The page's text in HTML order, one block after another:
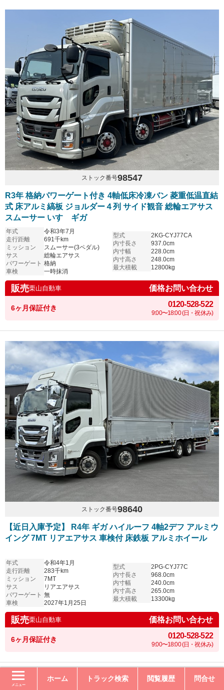
メニュー
ホーム トラック検索 閲覧履歴 問合せ
ストック番号98547
R3年 格納パワーゲート付き 4軸低床冷凍バン 菱重低温直結
式 床アルミ縞板 ジョルダー４列 サイド観音 総輪エアサス
スムーサー いすゞギガ
年式
令和3年7月
走行距離
691千km
ミッション
スムーサー(3ペダル)
サス
総輪エアサス
パワーゲート 格納
車検
一時抹消
型式
2KG-CYJ77CA
内寸長さ
937.0cm
内寸幅
228.0cm
内寸高さ
248.0cm
最大積載
12800kg
販売栗山自動車 価格お問い合わせ
6ヶ月保証付き 0120-528-522
9:00〜18:00 (日・祝休み)
ストック番号98640
【近日入庫予定】 R4年 ギガ ハイルーフ 4軸2デフ アルミウ
イング 7MT リアエアサス 車検付 床鉄板 アルミホイール
年式
令和4年1月
走行距離
283千km
ミッション
7MT
サス
リアエアサス
パワーゲート 無
車検
2027年1月25日
型式
2PG-CYJ77C
内寸長さ
968.0cm
内寸幅
240.0cm
内寸高さ
265.0cm
最大積載
13300kg
販売栗山自動車 価格お問い合わせ
6ヶ月保証付き 0120-528-522
9:00〜18:00 (日・祝休み)